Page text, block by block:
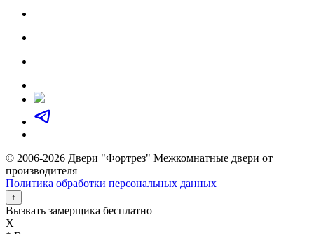
© 2006-2026 Двери "Фортрез" Межкомнатные двери от
производителя
Политика обработки персональных данных
↑
Вызвать замерщика бесплатно
X